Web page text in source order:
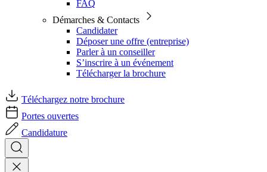
FAQ
Démarches & Contacts
Candidater
Déposer une offre (entreprise)
Parler à un conseiller
S’inscrire à un événement
Télécharger la brochure
Téléchargez notre brochure
Portes ouvertes
Candidature